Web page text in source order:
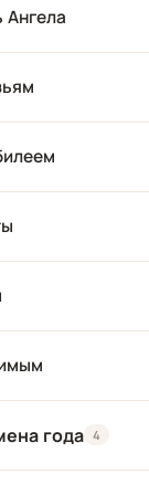
Меня
аппетита
Ангела
года 4